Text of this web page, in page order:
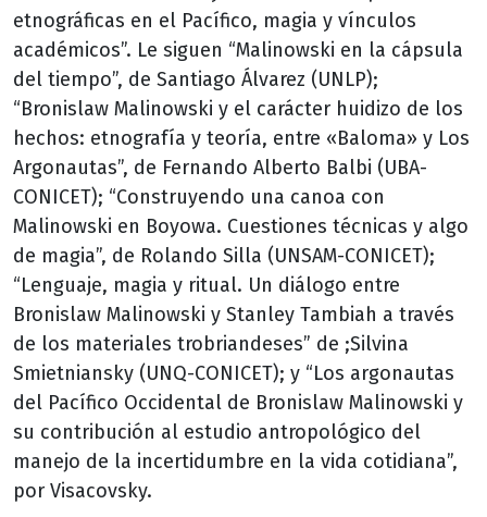
etnográficas en el Pacífico, magia y vínculos
académicos”. Le siguen “Malinowski en la cápsula
del tiempo”, de Santiago Álvarez (UNLP);
“Bronislaw Malinowski y el carácter huidizo de los
hechos: etnografía y teoría, entre «Baloma» y Los
Argonautas”, de Fernando Alberto Balbi (UBA-
CONICET); “Construyendo una canoa con
Malinowski en Boyowa. Cuestiones técnicas y algo
de magia”, de Rolando Silla (UNSAM-CONICET);
“Lenguaje, magia y ritual. Un diálogo entre
Bronislaw Malinowski y Stanley Tambiah a través
de los materiales trobriandeses” de ;Silvina
Smietniansky (UNQ-CONICET); y “Los argonautas
del Pacífico Occidental de Bronislaw Malinowski y
su contribución al estudio antropológico del
manejo de la incertidumbre en la vida cotidiana”,
por Visacovsky.